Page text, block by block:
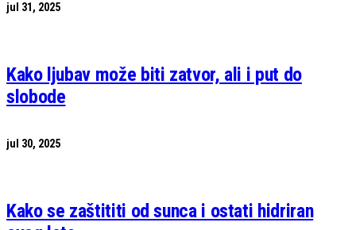
jul 31, 2025
Kako ljubav može biti zatvor, ali i put do
slobode
jul 30, 2025
Kako se zaštititi od sunca i ostati hidriran